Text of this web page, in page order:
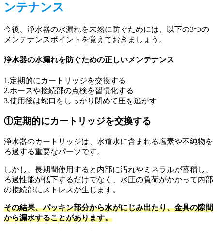
ンテナンス
今後、浄水器の水漏れを未然に防ぐためには、以下の3つの
メンテナンスポイントを覚えておきましょう。
浄水器の水漏れを防ぐための正しいメンテナンス
1.定期的にカートリッジを交換する
2.ホースや接続部の点検を習慣化する
3.使用後は蛇口をしっかり閉めて圧を逃がす
①定期的にカートリッジを交換する
浄水器のカートリッジは、水道水に含まれる塩素や不純物を
ろ過する重要なパーツです。
しかし、長期間使用すると内部に汚れやミネラルが蓄積し、
ろ過性能が低下するだけでなく、水圧の負荷がかかって内部
の接続部にストレスが生じます。
その結果、パッキン部分から水がにじみ出たり、金具の隙間
から漏水することがあります。